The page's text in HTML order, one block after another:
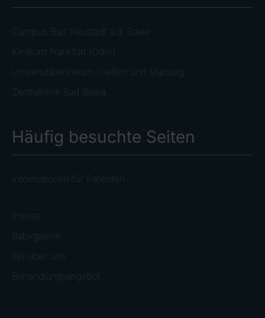
Campus Bad Neustadt a.d. Saale
Klinikum Frankfurt (Oder)
Universitätsklinikum Gießen und Marburg
Zentralklinik Bad Berka
Häufig besuchte Seiten
Informationen für Patienten
Presse
Babygalerie
Wir über uns
Behandlungsangebot